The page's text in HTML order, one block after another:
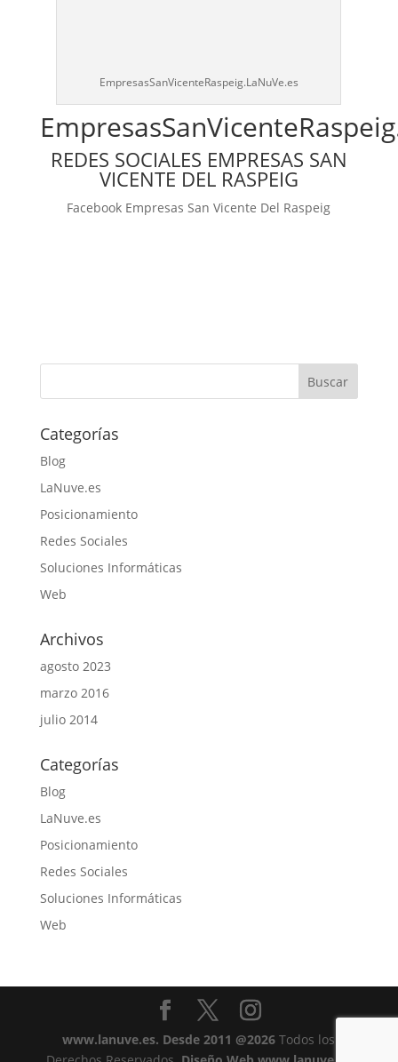
EmpresasSanVicenteRaspeig.LaNuVe.es
REDES SOCIALES EMPRESAS SAN
VICENTE DEL RASPEIG
Facebook Empresas San Vicente Del Raspeig
Categorías
Blog
LaNuve.es
Posicionamiento
Redes Sociales
Soluciones Informáticas
Web
Archivos
agosto 2023
marzo 2016
julio 2014
Categorías
Blog
LaNuve.es
Posicionamiento
Redes Sociales
Soluciones Informáticas
Web
www.lanuve.es. Desde 2011 @2026 Todos los